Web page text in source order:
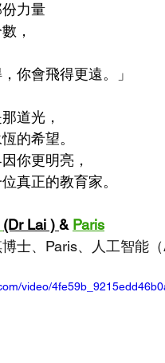
力量
，
你會飛得更遠。」
道光，
的希望。
你更明亮，
真正的教育家。
(Dr Lai ) & Paris
士、Paris、人工智能
video/